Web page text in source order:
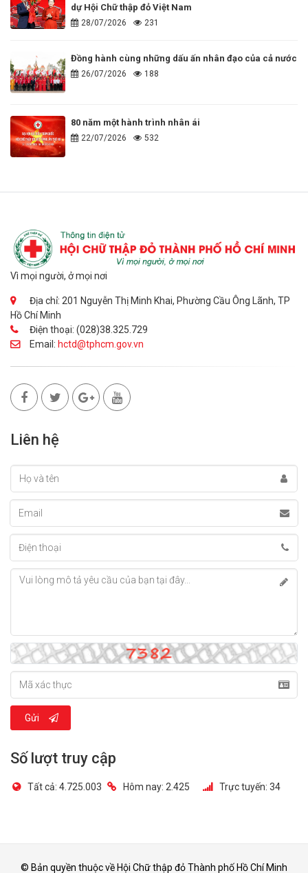
dự Hội Chữ thập đỏ Việt Nam
28/07/2026 231
Đồng hành cùng những dấu ấn nhân đạo của cả nước
26/07/2026 188
80 năm một hành trình nhân ái
22/07/2026 532
Vì mọi người, ở mọi nơi
Địa chỉ: 201 Nguyễn Thị Minh Khai, Phường Cầu Ông Lãnh, TP
Hồ Chí Minh
Điện thoại: (028)38.325.729
Email: hctd@tphcm.gov.vn
Liên hệ
Gửi
Số lượt truy cập
Tất cả: 4.725.003 Hôm nay: 2.425 Trực tuyến: 34
© Bản quyền thuộc về Hội Chữ thập đỏ Thành phố Hồ Chí Minh